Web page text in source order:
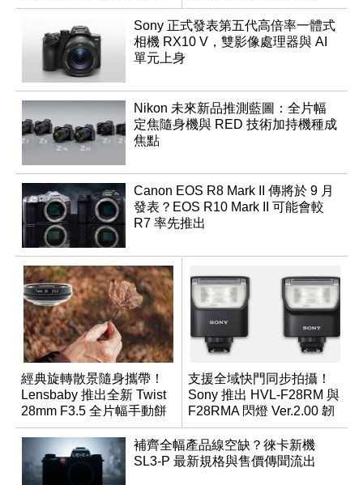
貨時間
機？
Sony 正式發表第五代高倍率一體式
相機 RX10 V，雙影像處理器與 AI
單元上身
Nikon 未來新品推測藍圖：全片幅
定焦隨身機與 RED 技術加持機種成
焦點
Canon EOS R8 Mark II 傳將於 9 月
發表？EOS R10 Mark II 可能會較
R7 率先推出
經典旋轉散景隨身攜帶！
Lensbaby 推出全新 Twist
28mm F3.5 全片幅手動餅
乾鏡
支援全域快門同步拍攝！
Sony 推出 HVL-F28RM 與
F28RMA 閃燈 Ver.2.00 韌
體
補齊全幅產品線空缺？徠卡新機
SL3-P 最新規格與售價傳聞流出